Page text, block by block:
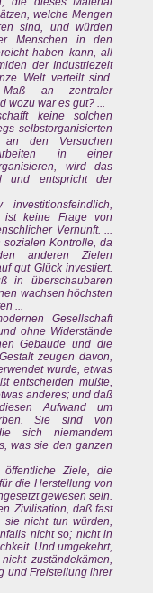
welche Mengen
sind, und würden
Menschen in den
haben kann, all
der Industriezeit
Welt verteilt sind.
an zentraler
wozu war es gut? ...
keine solchen
selbstorganisierten
den Versuchen
in einer
wird das
und entspricht der
ist keine Frage von
Vernunft. ...
sozialen Kontrolle, da
anderen Zielen
gut Glück investiert.
in überschaubaren
wachsen höchsten
...
Gesellschaft
ohne Widerstände
Gebäude und die
zeugen davon,
wurde, etwas
entscheiden mußte,
anderes; und daß
Aufwand um
Sie sind von
sich niemandem
was sie den ganzen
Ziele, die
die Herstellung von
gewesen sein.
Zivilisation, daß fast
nicht tun würden,
nicht so; nicht in
Und umgekehrt,
zuständekämen,
und Freistellung ihrer